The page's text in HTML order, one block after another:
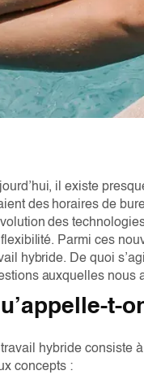
il existe
des horaires de
des
Parmi ces
hybride. De quoi
auxquelles nous
t-
travail hybride consiste à
concepts :